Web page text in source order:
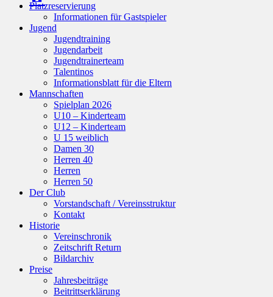
Platzreservierung
Informationen für Gastspieler
Jugend
Jugendtraining
Jugendarbeit
Jugendtrainerteam
Talentinos
Informationsblatt für die Eltern
Mannschaften
Spielplan 2026
U10 – Kinderteam
U12 – Kinderteam
U 15 weiblich
Damen 30
Herren 40
Herren
Herren 50
Der Club
Vorstandschaft / Vereinsstruktur
Kontakt
Historie
Vereinschronik
Zeitschrift Return
Bildarchiv
Preise
Jahresbeiträge
Beitrittserklärung